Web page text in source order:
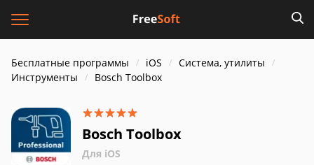
Бесплатные программы iOS
Система, утилиты
Инструменты
Bosch Toolbox
Bosch Toolbox
Для iOS